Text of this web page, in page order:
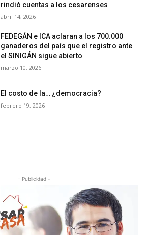
rindió cuentas a los cesarenses
abril 14, 2026
FEDEGÁN e ICA aclaran a los 700.000
ganaderos del país que el registro ante
el SINIGÁN sigue abierto
marzo 10, 2026
El costo de la… ¿democracia?
febrero 19, 2026
- Publicidad -